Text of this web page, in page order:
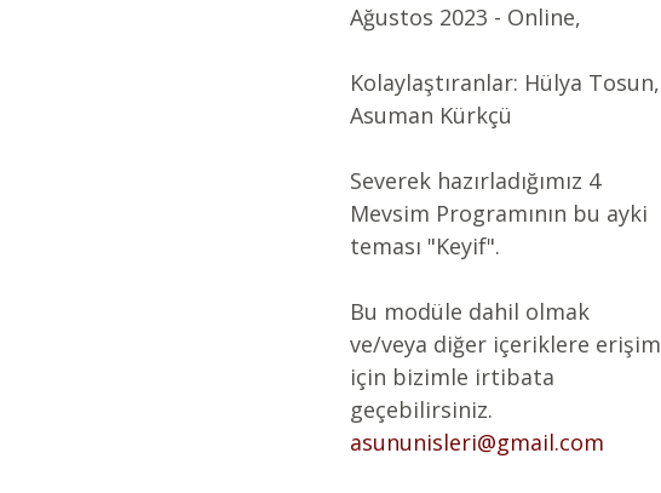
Ağustos 2023 - Online,
Kolaylaştıranlar: Hülya Tosun,
Asuman Kürkçü
Severek hazırladığımız 4
Mevsim Programının bu ayki
teması "Keyif".
Bu modüle dahil olmak
ve/veya diğer içeriklere erişim
için bizimle irtibata
geçebilirsiniz.
asununisleri@gmail.com